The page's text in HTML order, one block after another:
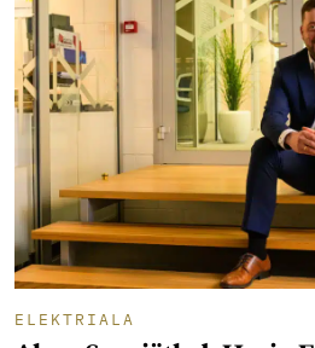
ELEKTRIALA